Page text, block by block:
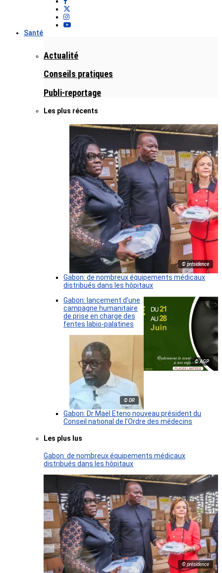
Santé
Actualité
Conseils pratiques
Publi-reportage
Les plus récents
© présidence
Gabon: de nombreux équipements médicaux
distribués dans les hôpitaux
© AGP
Gabon: lancement d’une
campagne humanitaire
de prise en charge des
fentes labio-palatines
© DR
Gabon: Dr Maël Eteno nouveau président du
Conseil national de l’Ordre des médecins
Les plus lus
Gabon: de nombreux équipements médicaux
distribués dans les hôpitaux
© présidence